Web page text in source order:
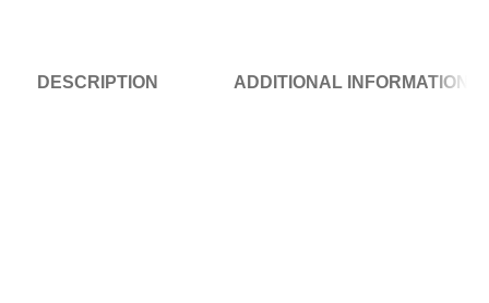
DESCRIPTION ADDITIONAL INFORMATION